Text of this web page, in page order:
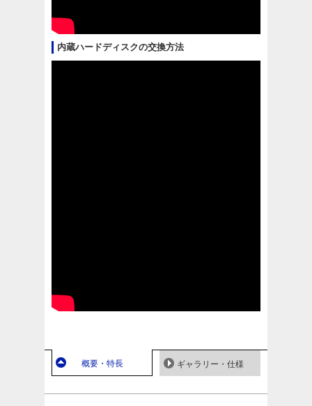
内蔵ハードディスクの交換方法
概要・特長 ギャラリー・仕様